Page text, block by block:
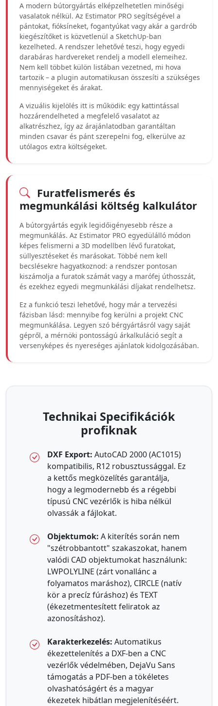
A modern bútorgyártás elképzelhetetlen minőségi
vasalatok nélkül. Az Estimator PRO segítségével a
pántokat, fióksíneket, fogantyúkat vagy akár a gardrób
kiegészítőket is közvetlenül a SketchUp-ban
kezelheted. A rendszer lehetővé teszi, hogy egyedi
darabáras hardvereket rendelj a modell elemeihez.
Nem kell többet külön listában vezetned, mi hova
tartozik – a plugin automatikusan összesíti a szükséges
mennyiségeket és árakat.
A vizuális kijelölés itt is működik: egy kattintással
hozzárendelheted a megfelelő vasalatot az
alkatrészhez, így az árajánlatodban garantáltan
minden csavar és pánt szerepelni fog, elkerülve az
utólagos extra költségeket.
Furatfelismerés és
megmunkálási költség kalkulátor
A bútorgyártás egyik legidőigényesebb része a
megmunkálás. Az Estimator PRO egyedülálló módon
képes felismerni a 3D modellben lévő furatokat,
süllyesztéseket és marásokat. Többé nem kell
becslésekre hagyatkoznod: a rendszer pontosan
kiszámolja a furatok számát vagy a marófej úthosszát,
és ezekhez egyedi megmunkálási díjakat rendelhetsz.
Ez a funkció teszi lehetővé, hogy már a tervezési
fázisban lásd: mennyibe fog kerülni a projekt CNC
megmunkálása. Legyen szó bérgyártásról vagy saját
gépről, a mérnöki pontosságú árkalkuláció segít a
versenyképes és nyereséges ajánlatok kidolgozásában.
Technikai Specifikációk
profiknak
DXF Export: AutoCAD 2000 (AC1015)
kompatibilis, R12 robusztussággal. Ez
a kettős megközelítés garantálja,
hogy a legmodernebb és a régebbi
típusú CNC vezérlők is hiba nélkül
olvassák a fájlokat.
Objektumok: A kiterítés során nem
"szétrobbantott" szakaszokat, hanem
valódi CAD objektumokat használunk:
LWPOLYLINE (zárt vonallánc a
folyamatos maráshoz), CIRCLE (natív
kör a precíz fúráshoz) és TEXT
(ékezetmentesített feliratok az
azonosításhoz).
Karakterkezelés: Automatikus
ékezettelenítés a DXF-ben a CNC
vezérlők védelmében, DejaVu Sans
támogatás a PDF-ben a tökéletes
olvashatóságért és a magyar
ékezetek hibátlan megjelenítéséért.